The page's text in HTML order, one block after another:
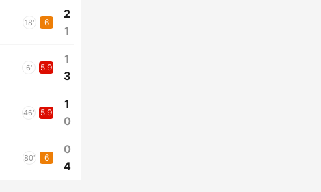
18' 6
2
1
6' 5.9
1
3
46' 5.9
1
0
80' 6
0
4